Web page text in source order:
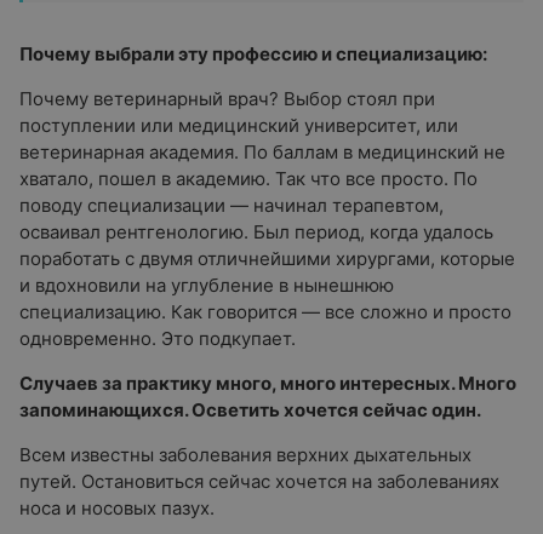
Почему выбрали эту профессию и специализацию:
Почему ветеринарный врач? Выбор стоял при
поступлении или медицинский университет, или
ветеринарная академия. По баллам в медицинский не
хватало, пошел в академию. Так что все просто. По
поводу специализации — начинал терапевтом,
осваивал рентгенологию. Был период, когда удалось
поработать с двумя отличнейшими хирургами, которые
и вдохновили на углубление в нынешнюю
специализацию. Как говорится — все сложно и просто
одновременно. Это подкупает.
Случаев за практику много, много интересных. Много
запоминающихся. Осветить хочется сейчас один.
Всем известны заболевания верхних дыхательных
путей. Остановиться сейчас хочется на заболеваниях
носа и носовых пазух.